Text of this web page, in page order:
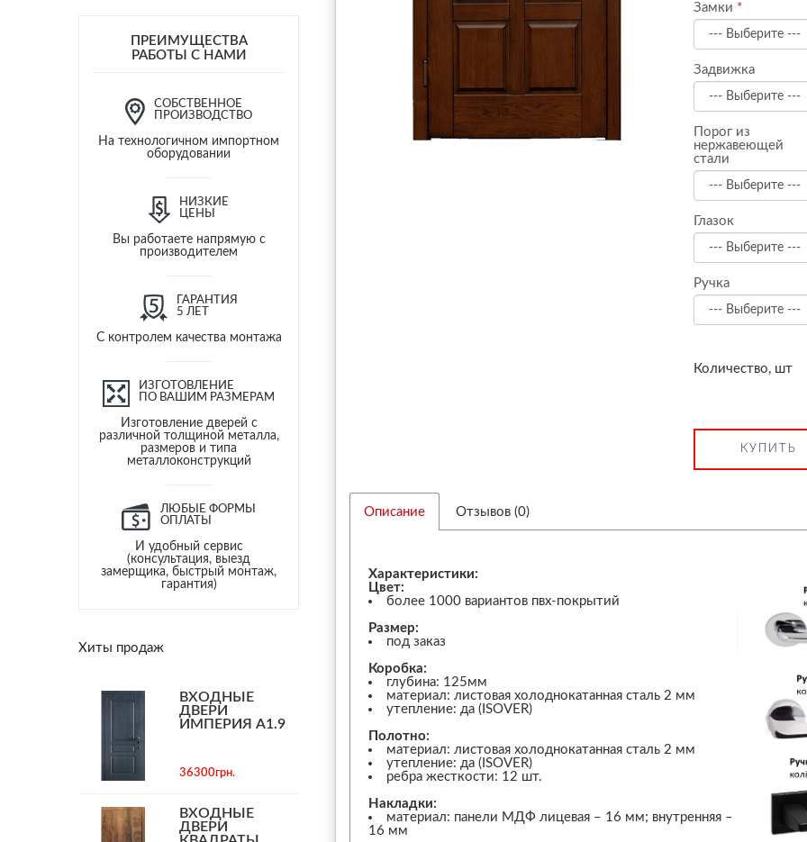
ПРЕИМУЩЕСТВА
РАБОТЫ С НАМИ
СОБСТВЕННОЕ
ПРОИЗВОДСТВО
На технологичном импортном
оборудовании
НИЗКИЕ
ЦЕНЫ
Вы работаете напрямую с
производителем
ГАРАНТИЯ
5 ЛЕТ
С контролем качества монтажа
ИЗГОТОВЛЕНИЕ
ПО ВАШИМ РАЗМЕРАМ
Изготовление дверей с
различной толщиной металла,
размеров и типа
металлоконструкций
ЛЮБЫЕ ФОРМЫ
ОПЛАТЫ
И удобный сервис
(консультация, выезд
замерщика, быстрый монтаж,
гарантия)
Хиты продаж
ВХОДНЫЕ
ДВЕРИ
ИМПЕРИЯ А1.9
36300грн.
ВХОДНЫЕ
ДВЕРИ
Замки
Задвижка
Порог из
нержавеющей
стали
Глазок
Ручка
Количество, шт
КУПИТЬ
Описание Отзывов (0)
Характеристики:
Цвет:
более 1000 вариантов пвх-покрытий
Размер:
под заказ
Коробка:
глубина: 125мм
материал: листовая холоднокатанная сталь 2 мм
утепление: да (ISOVER)
Полотно:
материал: листовая холоднокатанная сталь 2 мм
утепление: да (ISOVER)
ребра жесткости: 12 шт.
Накладки:
материал: панели МДФ лицевая – 16 мм; внутренняя –
16 мм